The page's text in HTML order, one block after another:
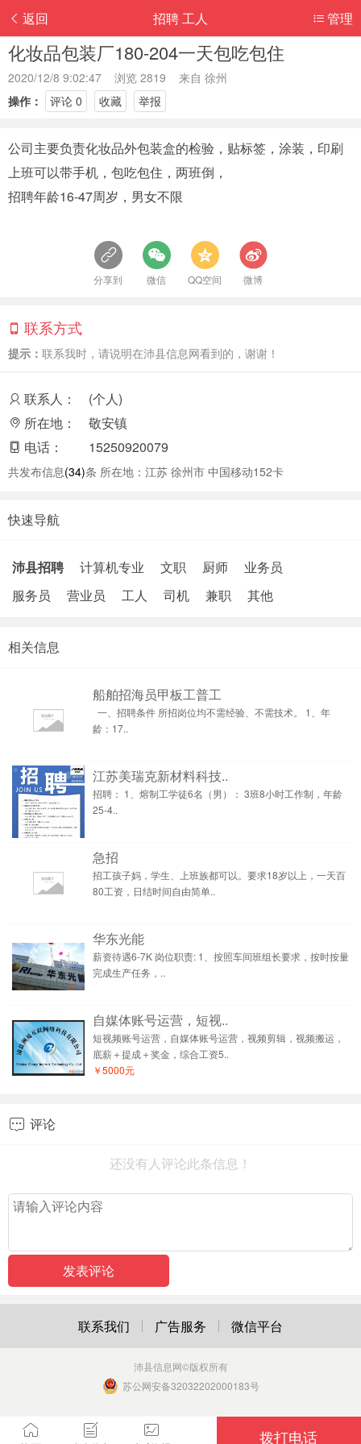
返回 管理
招聘 工人
化妆品包装厂180-204一天包吃包住
2020/12/8 9:02:47 浏览 2819 来自 徐州
操作：
评论 0 收藏 举报
公司主要负责化妆品外包装盒的检验，贴标签，涂装，印刷
上班可以带手机，包吃包住，两班倒，
招聘年龄16-47周岁，男女不限
分享到 微信 QQ空间 微博
联系方式
提示： 联系我时，请说明在沛县信息网看到的，谢谢！
联系人：
(个人)
所在地：
敬安镇
电话：
15250920079
共发布信息(34)条 所在地：江苏 徐州市 中国移动152卡
快速导航
沛县招聘 计算机专业 文职 厨师
业务员
服务员
营业员 工人 司机 兼职 其他
相关信息
船舶招海员甲板工普工
一、招聘条件 所招岗位均不需经验、不需技术。 1、年
龄：17..
江苏美瑞克新材料科技..
招聘： 1、熔制工学徒6名（男）： 3班8小时工作制，年龄
25-4..
急招
招工孩子妈，学生、上班族都可以。要求18岁以上，一天百
80工资，日结时间自由简单..
华东光能
薪资待遇6-7K 岗位职责: 1、按照车间班组长要求，按时按量
完成生产任务，..
自媒体账号运营，短视..
短视频账号运营，自媒体账号运营，视频剪辑，视频搬运，
底薪＋提成＋奖金，综合工资5..
￥5000元
 评论
还没有人评论此条信息！
拨打电话
联系我们 广告服务 微信平台
沛县信息网©版权所有
苏公网安备32032202000183号